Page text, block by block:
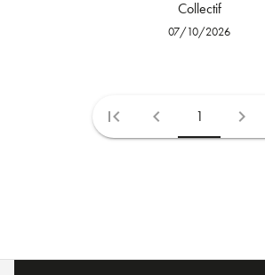
Collectif
07/10/2026
first_page chevron_left 1 chevron_right